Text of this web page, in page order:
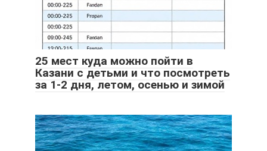
25 мест куда можно пойти в
Казани с детьми и что посмотреть
за 1-2 дня, летом, осенью и зимой